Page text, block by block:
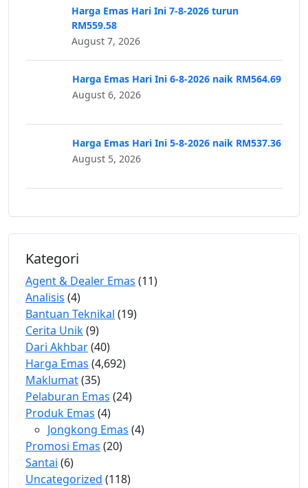
Harga Emas Hari Ini 7-8-2026 turun
RM559.58
August 7, 2026
Harga Emas Hari Ini 6-8-2026 naik RM564.69
August 6, 2026
Harga Emas Hari Ini 5-8-2026 naik RM537.36
August 5, 2026
Kategori
Agent & Dealer Emas (11)
Analisis (4)
Bantuan Teknikal (19)
Cerita Unik(9)
Dari Akhbar(40)
Harga Emas (4,692)
Maklumat(35)
Pelaburan Emas (24)
Produk Emas (4)
Jongkong Emas (4)
Promosi Emas (20)
Santai (6)
Uncategorized (118)